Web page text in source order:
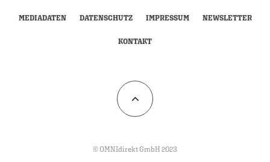
MEDIADATEN DATENSCHUTZ IMPRESSUM NEWSLETTER
KONTAKT
© OMNIdirekt GmbH 2023